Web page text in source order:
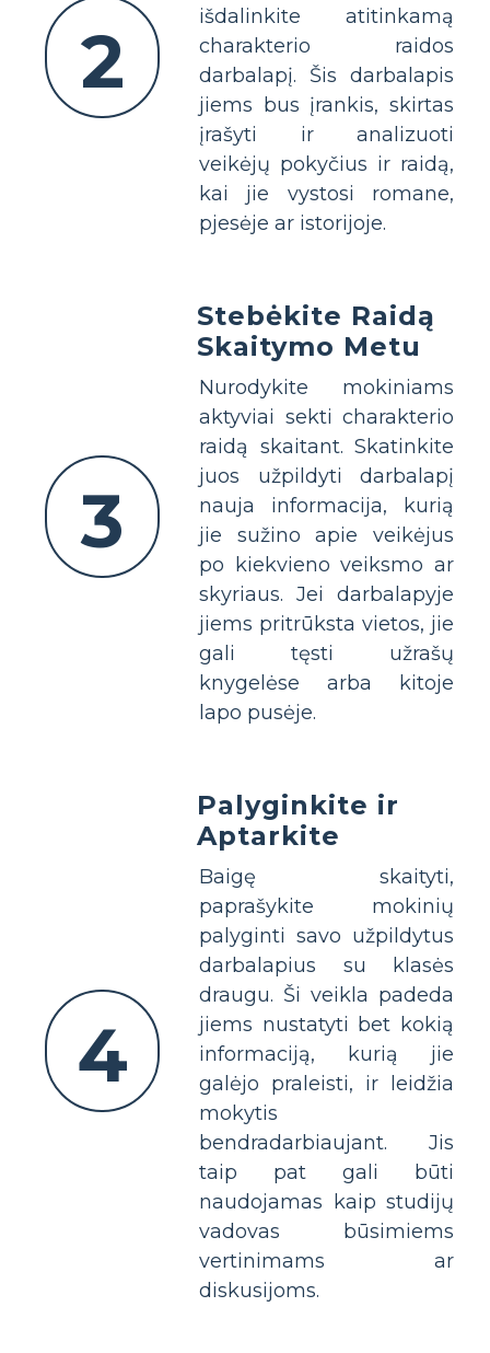
2
išdalinkite atitinkamą
charakterio raidos
darbalapį. Šis darbalapis
jiems bus įrankis, skirtas
įrašyti ir analizuoti
veikėjų pokyčius ir raidą,
kai jie vystosi romane,
pjesėje ar istorijoje.
3
Stebėkite Raidą
Skaitymo Metu
Nurodykite mokiniams
aktyviai sekti charakterio
raidą skaitant. Skatinkite
juos užpildyti darbalapį
nauja informacija, kurią
jie sužino apie veikėjus
po kiekvieno veiksmo ar
skyriaus. Jei darbalapyje
jiems pritrūksta vietos, jie
gali tęsti užrašų
knygelėse arba kitoje
lapo pusėje.
4
Palyginkite ir
Aptarkite
Baigę skaityti,
paprašykite mokinių
palyginti savo užpildytus
darbalapius su klasės
draugu. Ši veikla padeda
jiems nustatyti bet kokią
informaciją, kurią jie
galėjo praleisti, ir leidžia
mokytis
bendradarbiaujant. Jis
taip pat gali būti
naudojamas kaip studijų
vadovas būsimiems
vertinimams ar
diskusijoms.